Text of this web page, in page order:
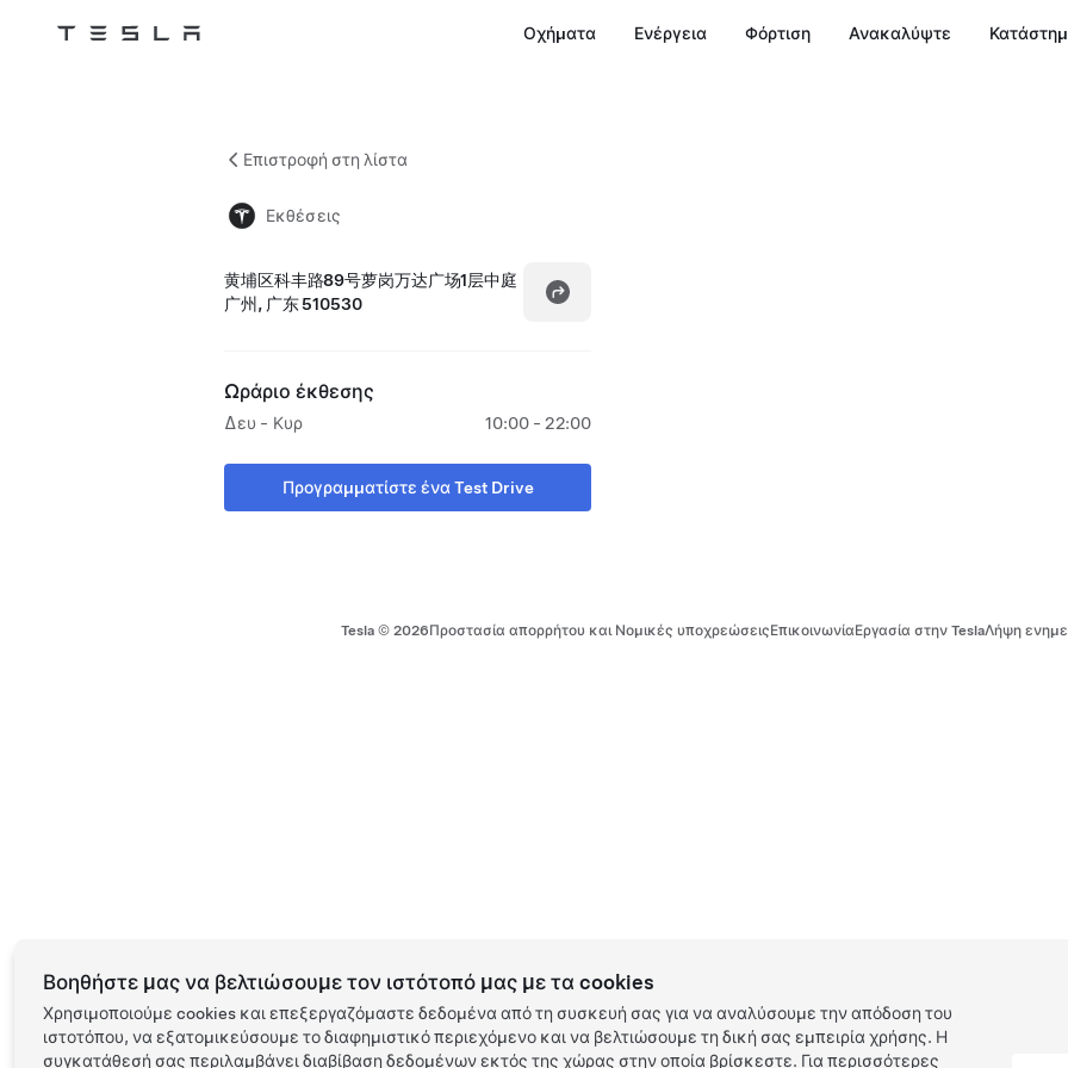
Tesla Οχήματα Ενέργεια Φόρτιση Ανακαλύψτε
Επιστροφή στη λίστα
Εκθέσεις
黄埔区科丰路89号萝岗万达广场1层中庭
广州, 广东 510530
Ωράριο έκθεσης
Δευ - Κυρ 10:00 - 22:00
Προγραμματίστε ένα Test Drive
Tesla © 2026Προστασία απορρήτου και Νομικές υποχρεώσειςΕπικοινωνίαΕργασία στην TeslaΛήψη
Βοηθήστε μας να βελτιώσουμε τον ιστότοπό μας με τα cookies
Χρησιμοποιούμε cookies και επεξεργαζόμαστε δεδομένα από τη συσκευή σας για να αναλύσουμε την απόδοση του
ιστοτόπου, να εξατομικεύσουμε το διαφημιστικό περιεχόμενο και να βελτιώσουμε τη δική σας εμπειρία χρήσης. Η
συγκατάθεσή σας περιλαμβάνει διαβίβαση δεδομένων εκτός της χώρας στην οποία βρίσκεστε. Για περισσότερες